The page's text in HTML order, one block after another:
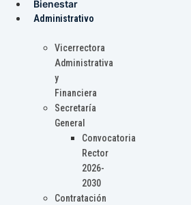
Bienestar
Administrativo
Vicerrectora
Administrativa
y
Financiera
Secretaría
General
Convocatoria
Rector
2026-
2030
Contratación